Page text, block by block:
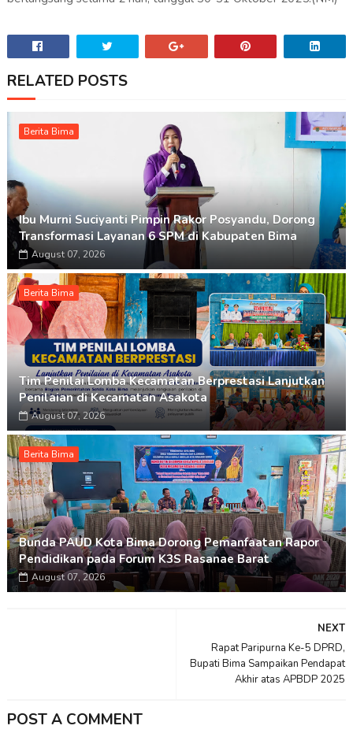
RELATED POSTS
Berita Bima
Ibu Murni Suciyanti Pimpin Rakor Posyandu, Dorong
Transformasi Layanan 6 SPM di Kabupaten Bima
August 07, 2026
Berita Bima
Tim Penilai Lomba Kecamatan Berprestasi Lanjutkan
Penilaian di Kecamatan Asakota
August 07, 2026
Berita Bima
Bunda PAUD Kota Bima Dorong Pemanfaatan Rapor
Pendidikan pada Forum K3S Rasanae Barat
August 07, 2026
NEXT
Rapat Paripurna Ke-5 DPRD,
Bupati Bima Sampaikan Pendapat
Akhir atas APBDP 2025
POST A COMMENT